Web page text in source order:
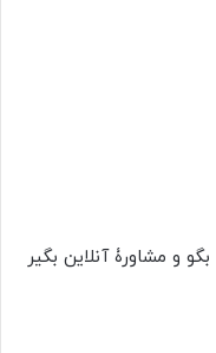
و مشاورۀ آنلاین بگیر